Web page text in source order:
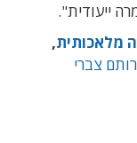
ייעודית".
מלאכותית,
רותם צברי